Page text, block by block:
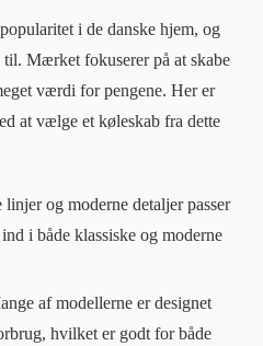
i de danske hjem, og
til. Mærket fokuserer på at skabe
værdi for pengene. Her er
at vælge et køleskab fra dette
linjer og moderne detaljer passer
i både klassiske og moderne
af modellerne er designet
hvilket er godt for både